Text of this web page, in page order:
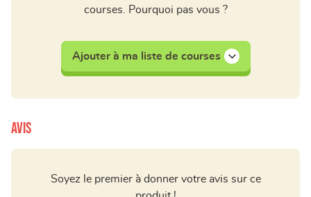
courses. Pourquoi pas vous ?
Ajouter à ma liste de courses
Avis
Soyez le premier à donner votre avis sur ce